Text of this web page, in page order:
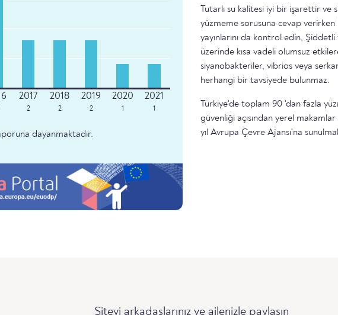
2 2 2 1 1
dayanmaktadır.
Tutarlı su kalitesi iyi bir işarettir ve
yüzmeme sorusuna cevap
yayınlarını da kontrol edin,
üzerinde kısa vadeli olumsuz
siyanobakteriler, vibrios veya
herhangi bir tavsiyede bulunmaz.
Türkiye'de toplam 90 'dan fazla
güvenliği açısından yerel
yıl Avrupa Çevre Ajansı'na
Siteyi arkadaşlarınız ve ailenizle paylaşın